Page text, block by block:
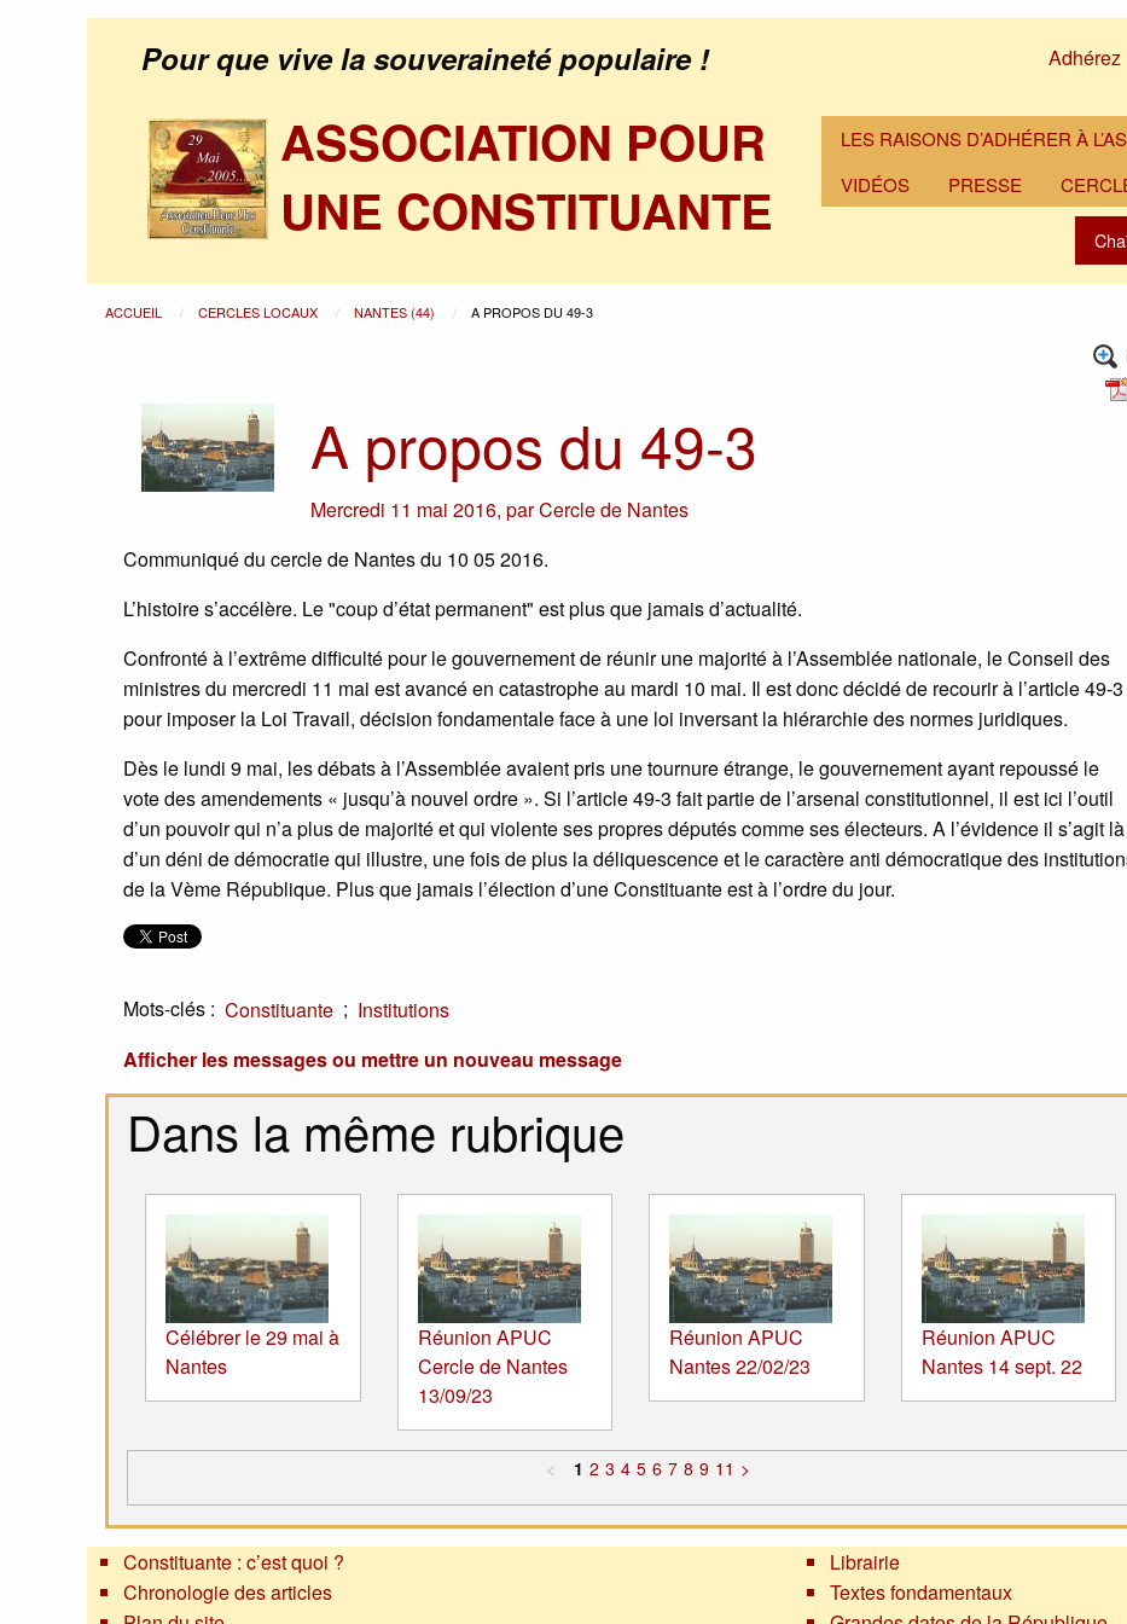
Pour que vive la souveraineté populaire ! Adhérez
ASSOCIATION POUR
UNE CONSTITUANTE
LES RAISONS D’ADHÉRER À
VIDÉOS
PRESSE
ACCUEIL CERCLES LOCAUX NANTES (44) A PROPOS DU 49-3
A propos du 49-3
Mercredi 11 mai 2016,parCercle de Nantes
Communiqué du cercle de Nantes du 10 05 2016.
L’histoire s’accélère. Le "coup d’état permanent" est plus que jamais d’actualité.
Confronté à l’extrême difficulté pour le gouvernement de réunir une majorité à l’Assemblée nationale, le Conseil des
ministres du mercredi 11 mai est avancé en catastrophe au mardi 10 mai. Il est donc décidé de recourir à l’article 49-3
pour imposer la Loi Travail, décision fondamentale face à une loi inversant la hiérarchie des normes juridiques.
Dès le lundi 9 mai, les débats à l’Assemblée avaient pris une tournure étrange, le gouvernement ayant repoussé le
vote des amendements « jusqu’à nouvel ordre ». Si l’article 49-3 fait partie de l’arsenal constitutionnel, il est ici l’outil
d’un pouvoir qui n’a plus de majorité et qui violente ses propres députés comme ses électeurs. A l’évidence il s’agit là
d’un déni de démocratie qui illustre, une fois de plus la déliquescence et le caractère anti démocratique des
de la Vème République. Plus que jamais l’élection d’une Constituante est à l’ordre du jour.
Mots-clés : Constituante ; Institutions
Afficher les messages ou mettre un nouveau message
Dans la même rubrique
Célébrer le 29 mai à
Nantes
Réunion APUC
Cercle de Nantes
13/09/23
Réunion APUC
Nantes 22/02/23
Réunion APUC
Nantes 14 sept. 22
< 1 2 3 4 5 6 7 8 9 11 >
Constituante : c’est quoi ?
Chronologie des articles
Librairie
Textes fondamentaux